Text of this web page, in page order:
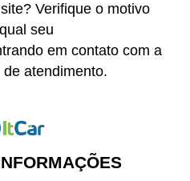
Verifique o motivo
seu
em contato com a
atendimento.